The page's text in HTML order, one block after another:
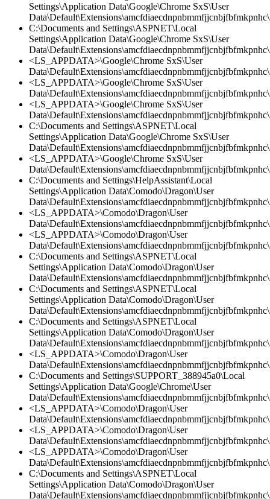
Settings\Application Data\Google\Chrome SxS\User
C:\Documents and Settings\ASPNET\Local
Settings\Application Data\Google\Chrome SxS\User
<LS_APPDATA>\Google\Chrome SxS\User
<LS_APPDATA>\Google\Chrome SxS\User
<LS_APPDATA>\Google\Chrome SxS\User
C:\Documents and Settings\ASPNET\Local
Settings\Application Data\Google\Chrome SxS\User
<LS_APPDATA>\Google\Chrome SxS\User
C:\Documents and Settings\HelpAssistant\Local
Settings\Application Data\Comodo\Dragon\User
<LS_APPDATA>\Comodo\Dragon\User
<LS_APPDATA>\Comodo\Dragon\User
C:\Documents and Settings\ASPNET\Local
Settings\Application Data\Comodo\Dragon\User
C:\Documents and Settings\ASPNET\Local
Settings\Application Data\Comodo\Dragon\User
C:\Documents and Settings\ASPNET\Local
Settings\Application Data\Comodo\Dragon\User
<LS_APPDATA>\Comodo\Dragon\User
C:\Documents and Settings\SUPPORT_388945a0\Local
Settings\Application Data\Google\Chrome\User
<LS_APPDATA>\Comodo\Dragon\User
<LS_APPDATA>\Comodo\Dragon\User
<LS_APPDATA>\Comodo\Dragon\User
C:\Documents and Settings\ASPNET\Local
Settings\Application Data\Comodo\Dragon\User